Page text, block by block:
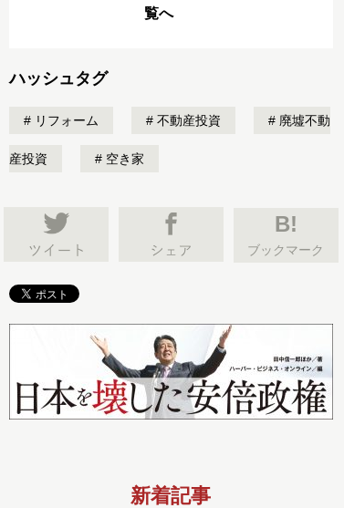
覧へ
ハッシュタグ
リフォーム 不動産投資 廃墟不動
産投資 空き家
B!
ブックマーク
新着記事